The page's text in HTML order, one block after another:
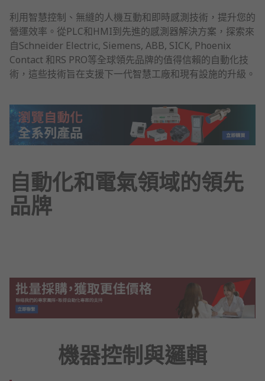
利用智慧控制、無縫的人機互動和即時感測技術，提升您的
營運效率。從PLC和HMI到先進的感測器解決方案，探索來
自Schneider Electric, Siemens, ABB, SICK, Phoenix
Contact 和RS PRO等全球領先品牌的值得信賴的自動化技
術，這些技術旨在支援下一代智慧工廠和現有設施的升級。
自動化和電氣領域的領先
品牌
機器控制與邏輯